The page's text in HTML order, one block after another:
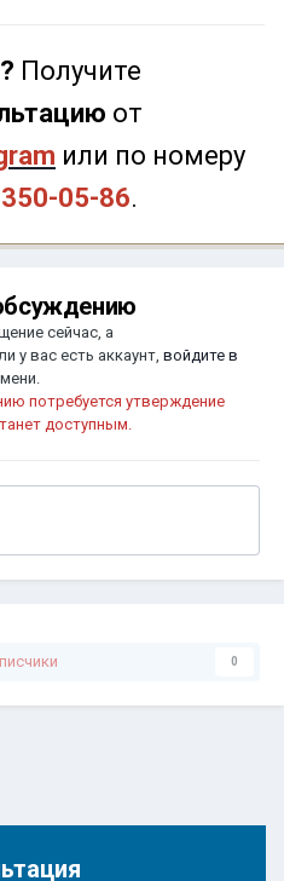
Получите
от
или по номеру
05-86.
сейчас, а
у вас есть аккаунт, войдите в
потребуется утверждение
доступным.
0